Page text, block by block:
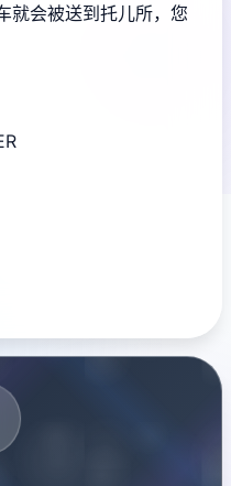
就会被送到托儿所，您